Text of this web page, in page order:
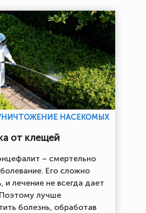
НАСЕКОМЫХ
от клещей
– смертельно
Его сложно
и лечение не всегда дает
Поэтому лучше
болезнь, обработав